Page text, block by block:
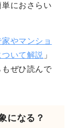
におさらい
やマンショ
いて解説 」
ぜひ読んで
になる？